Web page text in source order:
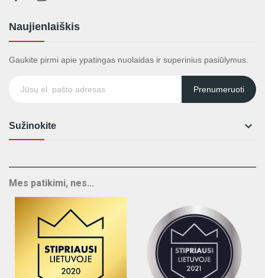
Naujienlaiškis
Gaukite pirmi apie ypatingas nuolaidas ir superinius pasiūlymus.
Prenumeruoti
Sužinokite 
Mes patikimi, nes...